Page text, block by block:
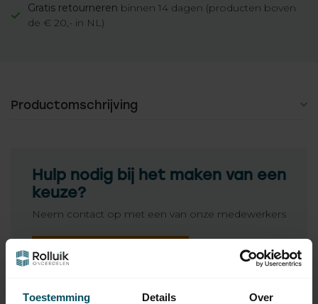
Toestemming Details Over
Gratis retourneren binnen 14 dagen (producten boven
de € 20,- in NL)
Productomschrijving
Hulp nodig bij het maken van een
keuze?
Neem contact op met een van onze medewerkers
Vraag het de expert